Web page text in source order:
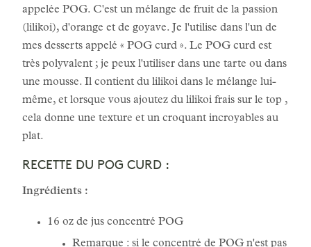
appelée POG. C'est un mélange de fruit de la passion
(lilikoi), d'orange et de goyave. Je l'utilise dans l'un de
mes desserts appelé « POG curd ». Le POG curd est
très polyvalent ; je peux l'utiliser dans une tarte ou dans
une mousse. Il contient du lilikoi dans le mélange lui-
même, et lorsque vous ajoutez du lilikoi frais sur le top ,
cela donne une texture et un croquant incroyables au
plat.
RECETTE DU POG CURD :
Ingrédients :
16 oz de jus concentré POG
Remarque : si le concentré de POG n'est pas